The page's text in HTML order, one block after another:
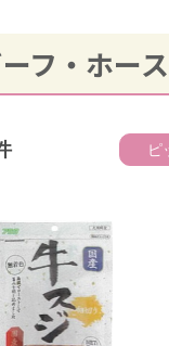
フ・ホース
ピ